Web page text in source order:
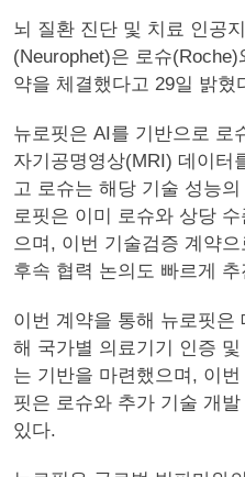
뇌 질환 진단 및 치료 인공
(Neurophet)은 로슈
약을 체결했다고 29일 밝혔
뉴로핏은 AI를 기반으로 로
자기공명영상(MRI) 데이터
고 로슈는 해당 기술 성능
로핏은 이미 로슈와 상당
으며, 이번 기술검증 계약
후속 협력 논의도 빠르게
이번 계약을 통해 뉴로핏은
해 국가별 의료기기 인증
는 기반을 마련했으며, 이
핏은 로슈와 추가 기술 개
있다.